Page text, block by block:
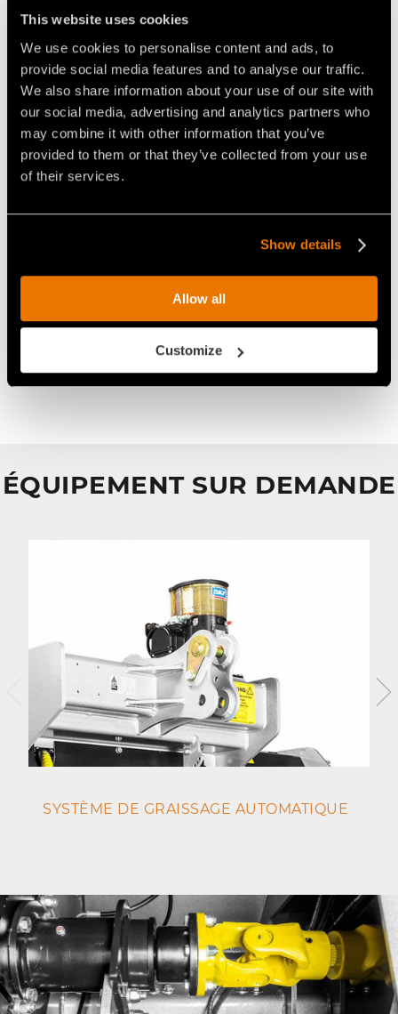
This website uses cookies
We use cookies to personalise content and ads, to
provide social media features and to analyse our traffic.
We also share information about your use of our site with
our social media, advertising and analytics partners who
may combine it with other information that you’ve
provided to them or that they’ve collected from your use
of their services.
Show details
Allow all
Customize
STANDARD
Idéal pour:
ÉQUIPEMENT SUR DEMANDE
SYSTÈME DE GRAISSAGE AUTOMATIQUE